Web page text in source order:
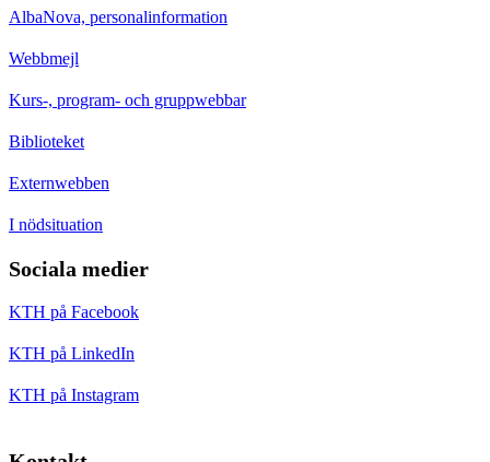
AlbaNova, personalinformation
Webbmejl
Kurs-, program- och gruppwebbar
Biblioteket
Externwebben
I nödsituation
Sociala medier
KTH på Facebook
KTH på LinkedIn
KTH på Instagram